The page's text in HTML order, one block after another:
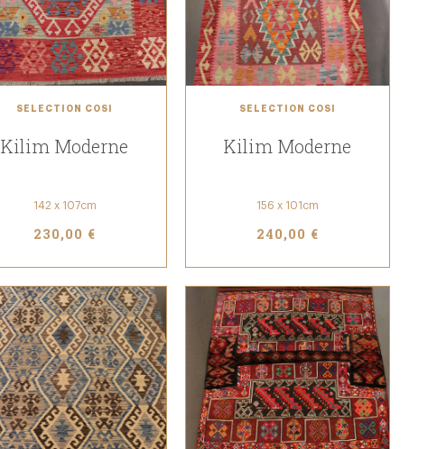
SÉLECTION COSI
Kilim Moderne
142 x 107cm
230,00 €
SÉLECTION COSI
Kilim Moderne
156 x 101cm
240,00 €